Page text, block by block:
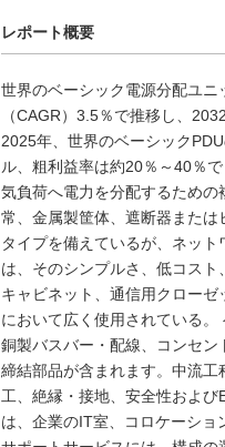
レポート概要
世界のベーシック電源分配ユ
（CAGR）3.5％で推移し、
2025年、世界のベーシック
ル、粗利益率は約20％～40％
気負荷へ電力を分配するため
常、金属製筐体、遮断器また
タイプを備えているが、ネッ
は、そのシンプルさ、低コス
キャビネット、通信用クロー
において広く使用されている。
銅製バスバー・配線、コンセン
締結部品が含まれます。中流
工、絶縁・接地、安全性およ
は、企業のIT室、コロケーショ